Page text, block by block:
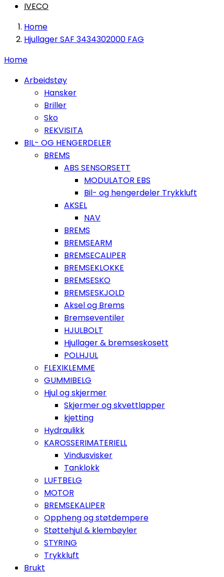
IVECO
Home
Hjullager SAF 3434302000 FAG
Home
Arbeidstøy
Hansker
Briller
Sko
REKVISITA
BIL- OG HENGERDELER
BREMS
ABS SENSORSETT
MODULATOR EBS
Bil- og hengerdeler Trykkluft
AKSEL
NAV
BREMS
BREMSEARM
BREMSECALIPER
BREMSEKLOKKE
BREMSESKO
BREMSESKJOLD
Aksel og Brems
Bremseventiler
HJULBOLT
Hjullager & bremseskosett
POLHJUL
FLEXIKLEMME
GUMMIBELG
Hjul og skjermer
Skjermer og skvettlapper
kjetting
Hydraulikk
KAROSSERIMATERIELL
Vindusvisker
Tanklokk
LUFTBELG
MOTOR
BREMSEKALIPER
Oppheng og støtdempere
Støttehjul & klembøyler
STYRING
Trykkluft
Brukt